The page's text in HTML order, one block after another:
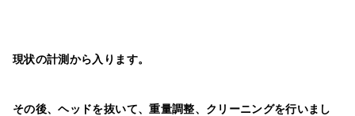
現状の計測から入ります。
その後、ヘッドを抜いて、重量調整、クリーニングを行いまし